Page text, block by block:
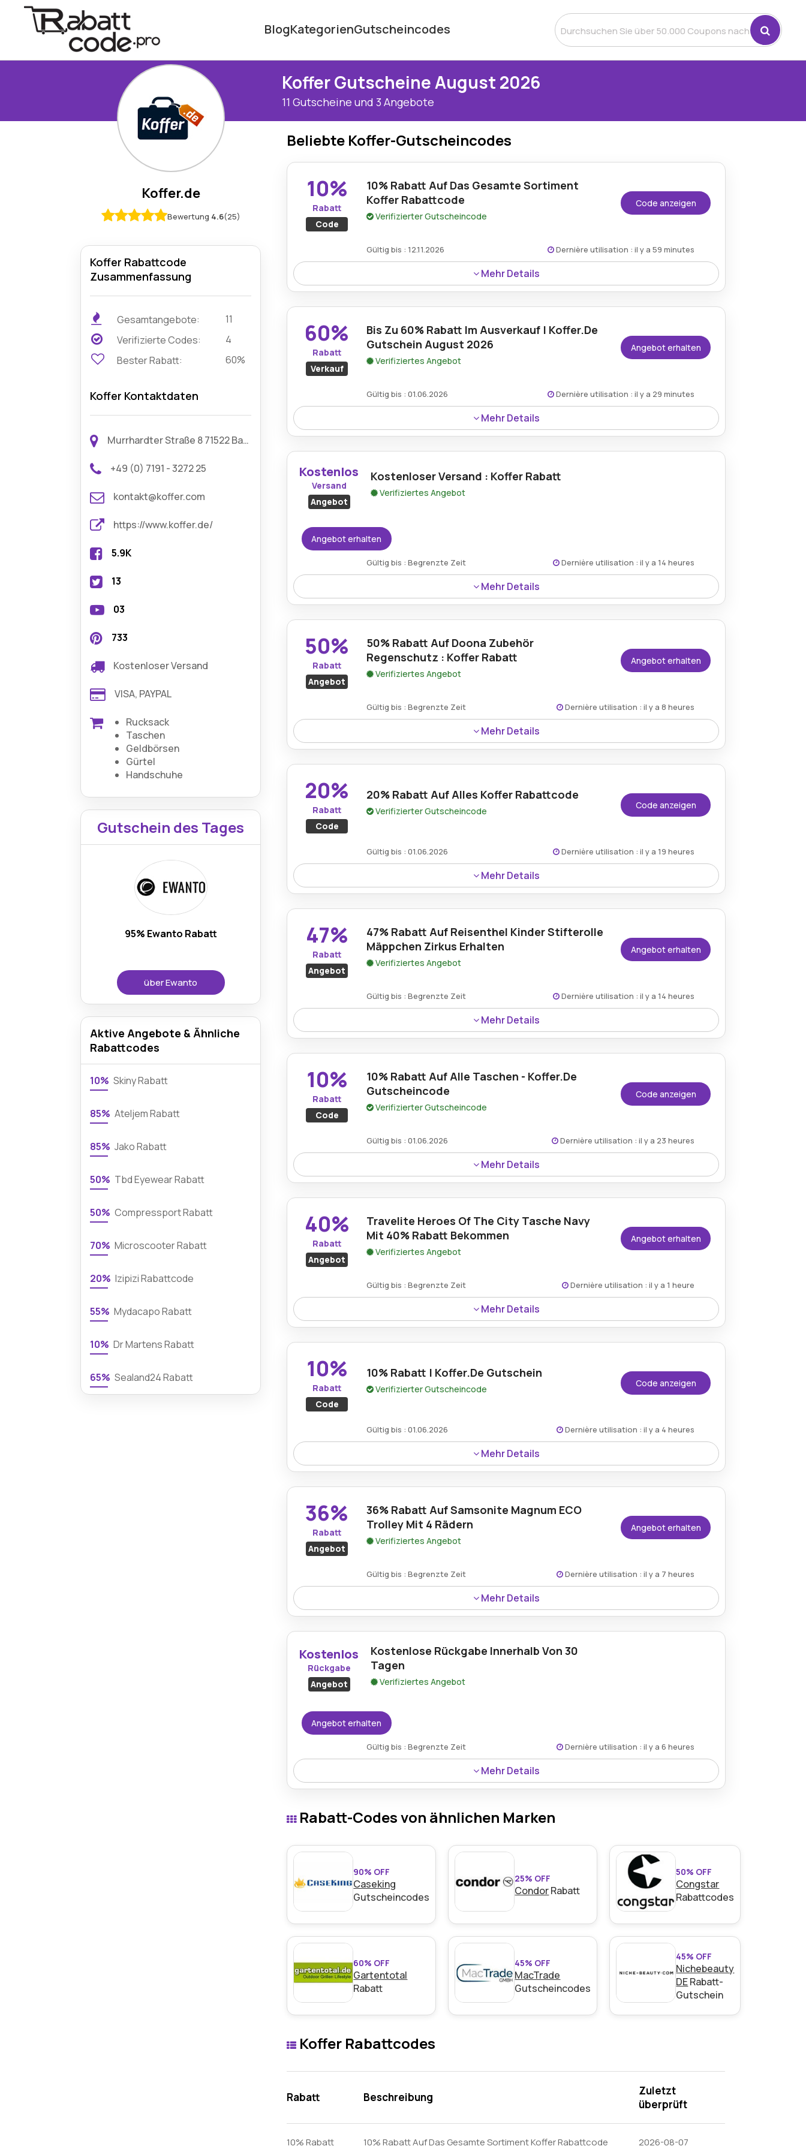
BlogKategorienGutscheincodes
Koffer Gutscheine August 2026
11 Gutscheine und 3 Angebote
Beliebte Koffer-Gutscheincodes
10%
Rabatt
Code
10% Rabatt Auf Das Gesamte Sortiment
Koffer Rabattcode
Verifizierter Gutscheincode
Code anzeigen
Gültig bis : 12.11.2026 Dernière utilisation : il y a 59 minutes
Mehr Details
Genieße 10% Rabatt auf das gesamte Sortiment mit dem Koffer Rabattcode – stilvolles Gepäck
und Reiseaccessoires für jede Reise und jeden Anlass.
60%
Rabatt
Verkauf
Bis Zu 60% Rabatt Im Ausverkauf | Koffer.De
Gutschein August 2026
Verifiziertes Angebot
Angebot erhalten
Gültig bis : 01.06.2026 Dernière utilisation : il y a 29 minutes
Mehr Details
Käufer können während des Verkaufs bei Koffer.de bis zu 60% sparen, wobei eine große Auswahl
an erstklassigem Reisegepäck angeboten wird.
Kostenlos
Versand
Angebot
Kostenloser Versand : Koffer Rabatt
Verifiziertes Angebot
Angebot erhalten
Gültig bis : Begrenzte Zeit Dernière utilisation : il y a 14 heures
Mehr Details
Koffer bietet kostenlosen Versand für Bestellungen an, sodass Kunden ihre ausgewählten
Produkte bequem und ohne zusätzliche Lieferkosten überall dort erhalten, wo dies zutrifft.
50%
Rabatt
Angebot
50% Rabatt Auf Doona Zubehör
Regenschutz : Koffer Rabatt
Verifiziertes Angebot
Angebot erhalten
Gültig bis : Begrenzte Zeit Dernière utilisation : il y a 8 heures
Mehr Details
Genießen Sie 50% Rabatt auf den Doona-Zubehör-Regenüberzug von Koffer, der sowohl
Funktionalität als auch Wert für stilvolle Reisebedürfnisse bietet.
20%
Rabatt
Code
20% Rabatt Auf Alles Koffer Rabattcode
Verifizierter Gutscheincode
Code anzeigen
Gültig bis : 01.06.2026 Dernière utilisation : il y a 19 heures
Mehr Details
Ein Rabatt von 20% ist auf alle Artikel bei Koffer erhältlich, wodurch Kunden hochwertige
Reiseutensilien zu reduzierten Preisen genießen können.
47%
Rabatt
Angebot
47% Rabatt Auf Reisenthel Kinder Stifterolle
Mäppchen Zirkus Erhalten
Verifiziertes Angebot
Angebot erhalten
Gültig bis : Begrenzte Zeit Dernière utilisation : il y a 14 heures
Mehr Details
Ein Rabatt von 47% ist auf das Reisenthel Kinder-Mäppchen „Pencil Roll Circus“ verfügbar, das ein
lustiges Design mit langlebiger Qualität verbindet.
10%
Rabatt
Code
10% Rabatt Auf Alle Taschen - Koffer.De
Gutscheincode
Verifizierter Gutscheincode
Code anzeigen
Gültig bis : 01.06.2026 Dernière utilisation : il y a 23 heures
Mehr Details
Ein Rabatt von 10% gilt für alle Taschen bei Koffer.de, sodass Kunden stilvolle und langlebige
Designs zu günstigeren Preisen erhalten.
40%
Rabatt
Angebot
Travelite Heroes Of The City Tasche Navy
Mit 40% Rabatt Bekommen
Verifiziertes Angebot
Angebot erhalten
Gültig bis : Begrenzte Zeit Dernière utilisation : il y a 1 heure
Mehr Details
Die Travelite „Heroes of the City“-Tasche in Marineblau kommt mit einem Rabatt von 40%, ideal für
stilvolle und praktische Nutzung.
10%
Rabatt
Code
10% Rabatt | Koffer.De Gutschein
Verifizierter Gutscheincode
Code anzeigen
Gültig bis : 01.06.2026 Dernière utilisation : il y a 4 heures
Mehr Details
Koffer.de bietet einen Rabattgutschein von 10%, der hochwertige Reiseaccessoires für Kunden
erschwinglicher macht, die Zuverlässigkeit und Stil kombiniert suchen.
36%
Rabatt
Angebot
36% Rabatt Auf Samsonite Magnum ECO
Trolley Mit 4 Rädern
Verifiziertes Angebot
Angebot erhalten
Gültig bis : Begrenzte Zeit Dernière utilisation : il y a 7 heures
Mehr Details
Der Samsonite Magnum ECO Trolley mit vier Rollen ist jetzt 36% reduziert und bietet
Nachhaltigkeit, Funktionalität sowie hochwertige Verarbeitung im Reisegepäck.
Kostenlos
Rückgabe
Angebot
Kostenlose Rückgabe Innerhalb Von 30
Tagen
Verifiziertes Angebot
Angebot erhalten
Gültig bis : Begrenzte Zeit Dernière utilisation : il y a 6 heures
Mehr Details
Kunden können bei Koffer innerhalb von 30 Tagen kostenlose Rücksendungen genießen, was
gewährleistet.
Rabatt-Codes von ähnlichen Marken
90% OFF
Caseking
Gutscheincodes
25% OFF
CondorRabatt
50% OFF
Congstar
Rabattcodes
60% OFF
Gartentotal
Rabatt
45% OFF
MacTrade
Gutscheincodes
45% OFF
Nichebeauty
DERabatt-
Gutschein
Koffer Rabattcodes
Rabatt Beschreibung
Zuletzt
überprüft
10% Rabatt 10% Rabatt Auf Das Gesamte Sortiment Koffer Rabattcode 2026-08-07
Koffer.de
Bewertung 4.6(25)
Koffer Rabattcode
Zusammenfassung
Gesamtangebote:
11
Verifizierte Codes:
4
Bester Rabatt:
60%
Koffer Kontaktdaten
Murrhardter Straße 8 71522 Backnang
+49 (0) 7191 - 3272 25
kontakt@koffer.com
https://www.koffer.de/
5.9K
13
03
733
Kostenloser Versand
VISA, PAYPAL
Rucksack
Taschen
Geldbörsen
Gürtel
Handschuhe
Gutschein des Tages
95% Ewanto Rabatt
über Ewanto
Aktive Angebote & Ähnliche
Rabattcodes
10% Skiny Rabatt
85% Ateljem Rabatt
85% Jako Rabatt
50% Tbd Eyewear Rabatt
50% Compressport Rabatt
70% Microscooter Rabatt
20% Izipizi Rabattcode
55% Mydacapo Rabatt
10% Dr Martens Rabatt
65% Sealand24 Rabatt